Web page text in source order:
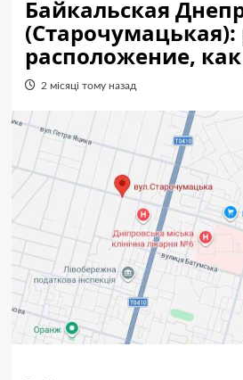
Байкальская
(Старочумацькая):
расположение,
2 місяці тому назад